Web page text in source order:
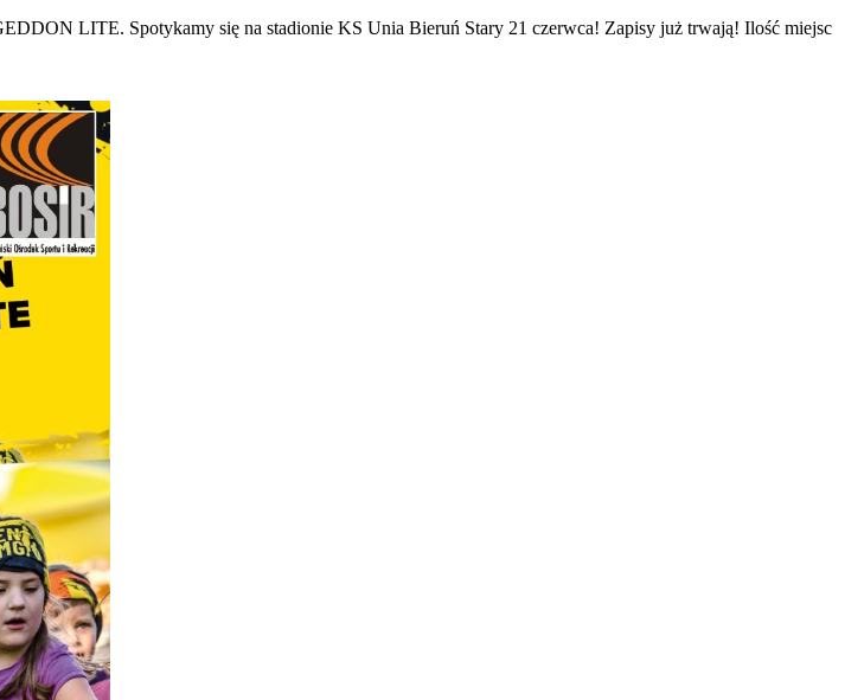
LITE. Spotykamy się na stadionie KS Unia Bieruń Stary 21 czerwca! Zapisy już trwają! Ilość miejsc